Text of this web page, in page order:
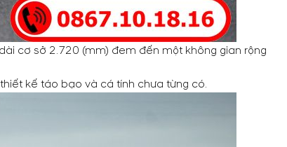
cơ sở 2.720 (mm) đem đến một không gian rộng
kế táo bạo và cá tính chưa từng có.